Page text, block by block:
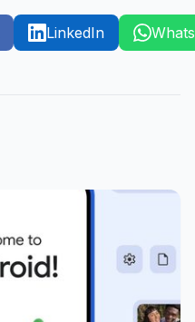
LinkedIn